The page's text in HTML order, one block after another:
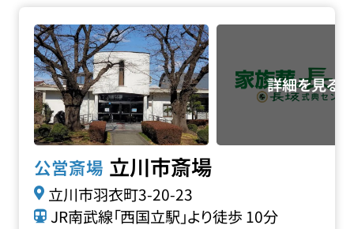
公営斎場 立川市斎場
立川市羽衣町3-20-23
JR南武線「西国立駅」より徒歩 10分